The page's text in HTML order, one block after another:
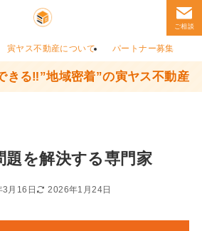
ご相談
寅ヤス不動産について パートナー募集
きる‼”地域密着”の寅ヤス不動産
題を解決する専門家
月16日 2026年1月24日